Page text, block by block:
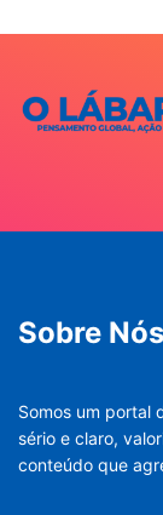
Sobre Nós
Somos um portal
sério e claro,
conteúdo que